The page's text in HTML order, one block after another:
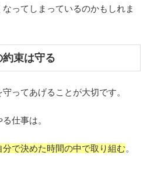
ってしまっているのかもしれま
束は守る
ってあげることが大切です。
仕事は。
で決めた時間の中で取り組む。